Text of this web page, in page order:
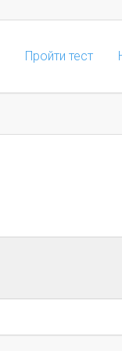
Пройти тест